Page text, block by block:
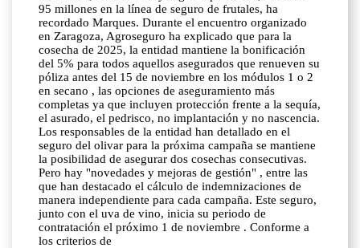
95 millones en la línea de seguro de frutales, ha
recordado Marques. Durante el encuentro organizado
en Zaragoza, Agroseguro ha explicado que para la
cosecha de 2025, la entidad mantiene la bonificación
del 5% para todos aquellos asegurados que renueven su
póliza antes del 15 de noviembre en los módulos 1 o 2
en secano , las opciones de aseguramiento más
completas ya que incluyen protección frente a la sequía,
el asurado, el pedrisco, no implantación y no nascencia.
Los responsables de la entidad han detallado en el
seguro del olivar para la próxima campaña se mantiene
la posibilidad de asegurar dos cosechas consecutivas.
Pero hay "novedades y mejoras de gestión" , entre las
que han destacado el cálculo de indemnizaciones de
manera independiente para cada campaña. Este seguro,
junto con el uva de vino, inicia su periodo de
contratación el próximo 1 de noviembre . Conforme a
los criterios de